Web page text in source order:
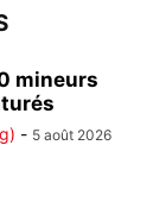
mineurs
- 5 août 2026